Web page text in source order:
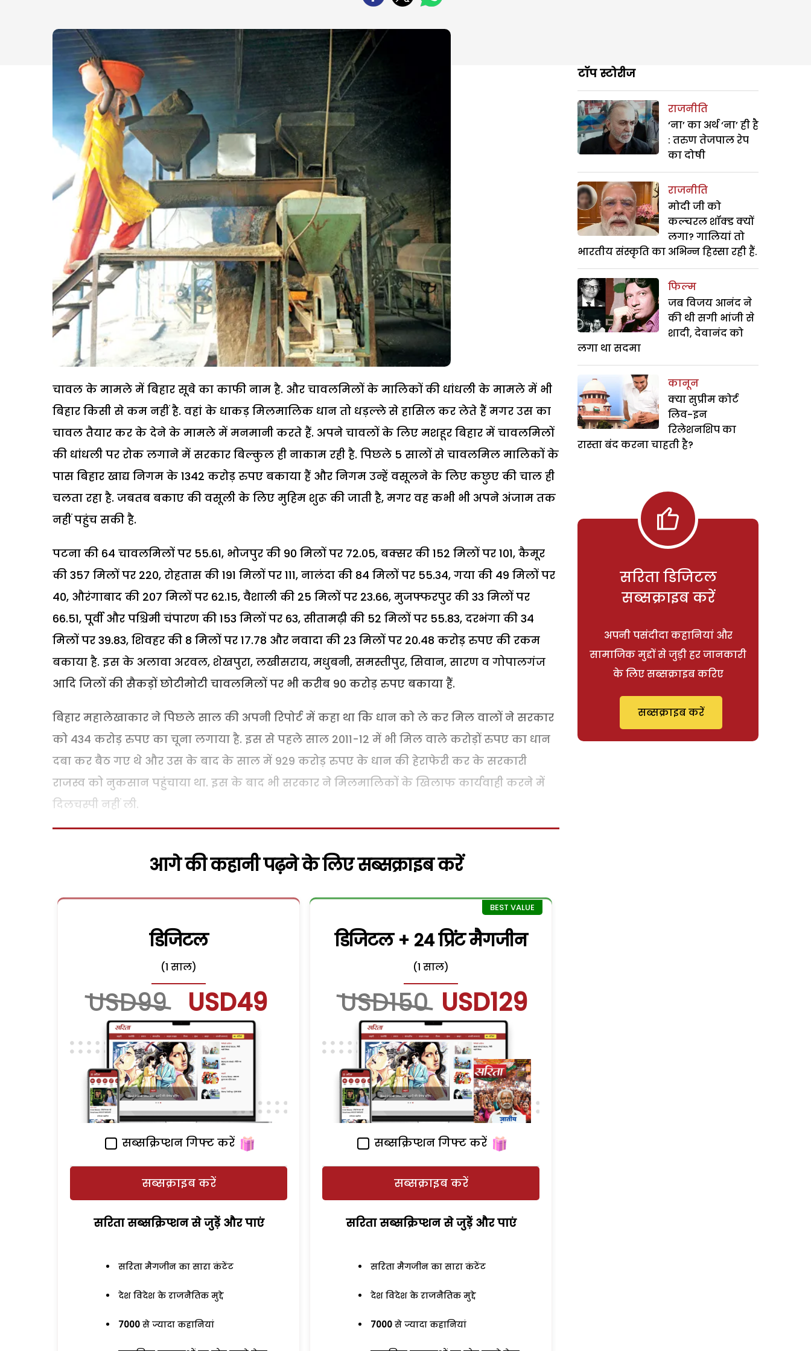
चावल के मामले में बिहार सूबे का काफी नाम है. और चावलमिलों के मालिकों की धांधली के मामले में भी
बिहार किसी से कम नहीं है. वहां के धाकड़ मिलमालिक धान तो धड़ल्ले से हासिल कर लेते हैं मगर उस का
चावल तैयार कर के देने के मामले में मनमानी करते हैं. अपने चावलों के लिए मशहूर बिहार में चावलमिलों
की धांधली पर रोक लगाने में सरकार बिल्कुल ही नाकाम रही है. पिछले 5 सालों से चावलमिल मालिकों के
पास बिहार खाद्य निगम के 1342 करोड़ रुपए बकाया हैं और निगम उन्हें वसूलने के लिए कछुए की चाल ही
चलता रहा है. जबतब बकाए की वसूली के लिए मुहिम शुरू की जाती है, मगर वह कभी भी अपने अंजाम तक
नहीं पहुंच सकी है.
पटना की 64 चावलमिलों पर 55.61, भोजपुर की 90 मिलों पर 72.05, बक्सर की 152 मिलों पर 101, कैमूर
की 357 मिलों पर 220, रोहतास की 191 मिलों पर 111, नालंदा की 84 मिलों पर 55.34, गया की 49 मिलों पर
40, औरंगाबाद की 207 मिलों पर 62.15, वैशाली की 25 मिलों पर 23.66, मुजफ्फरपुर की 33 मिलों पर
66.51, पूर्वी और पश्चिमी चंपारण की 153 मिलों पर 63, सीतामढ़ी की 52 मिलों पर 55.83, दरभंगा की 34
मिलों पर 39.83, शिवहर की 8 मिलों पर 17.78 और नवादा की 23 मिलों पर 20.48 करोड़ रुपए की रकम
बकाया है. इस के अलावा अरवल, शेखपुरा, लखीसराय, मधुबनी, समस्तीपुर, सिवान, सारण व गोपालगंज
आदि जिलों की सैकड़ों छोटीमोटी चावलमिलों पर भी करीब 90 करोड़ रुपए बकाया हैं.
बिहार महालेखाकार ने पिछले साल की अपनी रिपोर्ट में कहा था कि धान को ले कर मिल वालों ने सरकार
को 434 करोड़ रुपए का चूना लगाया है. इस से पहले साल 2011-12 में भी मिल वाले करोड़ों रुपए का धान
दबा कर बैठ गए थे और उस के बाद के साल में 929 करोड़ रुपए के धान की हेराफेरी कर के सरकारी
राजस्व को नुकसान पहुंचाया था. इस के बाद भी सरकार ने मिलमालिकों के खिलाफ कार्यवाही करने में
दिलचस्पी नहीं ली.
आगे की कहानी पढ़ने के लिए सब्सक्राइब करें
डिजिटल
(1 साल)
USD99 USD49
सब्सक्रिप्शन गिफ्ट करें
सब्सक्राइब करें
सरिता सब्सक्रिप्शन से जुड़ेें और पाएं
सरिता मैगजीन का सारा कंटेंट
देश विदेश के राजनैतिक मुद्दे
7000 से ज्यादा कहानियां
डिजिटल + 24 प्रिंट मैगजीन
(1 साल)
USD150 USD129
सब्सक्रिप्शन गिफ्ट करें
सब्सक्राइब करें
सरिता सब्सक्रिप्शन से जुड़ेें और पाएं
सरिता मैगजीन का सारा कंटेंट
देश विदेश के राजनैतिक मुद्दे
7000 से ज्यादा कहानियां
टॉप स्टोरीज
राजनीति
‘ना’ का अर्थ ‘ना’ ही है
: तरुण तेजपाल रेप
का दोषी
राजनीति
मोदी जी को
कल्चरल शॉक्ड क्यों
लगा? गालियां तो
भारतीय संस्कृति का अभिन्न हिस्सा रही हैं.
फिल्म
जब विजय आनंद ने
की थी सगी भांजी से
शादी, देवानंद को
लगा था सदमा
कानून
क्या सुप्रीम कोर्ट
लिव-इन
रिलेशनशिप का
रास्ता बंद करना चाहती है?
सरिता डिजिटल
सब्सक्राइब करें
अपनी पसंदीदा कहानियां और
सामाजिक मुद्दों से जुड़ी हर जानकारी
के लिए सब्सक्राइब करिए
सब्सक्राइब करें